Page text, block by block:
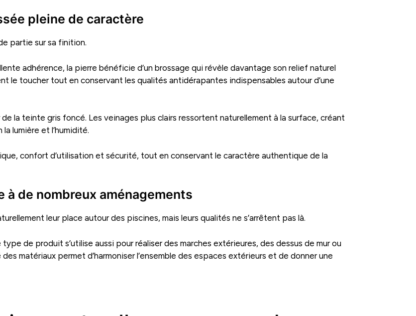
pleine de caractère
partie sur sa finition.
adhérence, la pierre bénéficie d’un brossage qui révèle davantage son relief naturel
le toucher tout en conservant les qualités antidérapantes indispensables autour d’une
la teinte gris foncé. Les veinages plus clairs ressortent naturellement à la surface, créant
lumière et l’humidité.
confort d’utilisation et sécurité, tout en conservant le caractère authentique de la
à de nombreux aménagements
leur place autour des piscines, mais leurs qualités ne s’arrêtent pas là.
de produit s’utilise aussi pour réaliser des marches extérieures, des dessus de mur ou
matériaux permet d’harmoniser l’ensemble des espaces extérieurs et de donner une